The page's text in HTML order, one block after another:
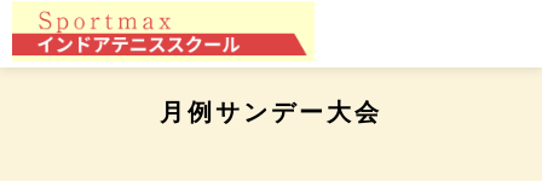
月例サンデー大会